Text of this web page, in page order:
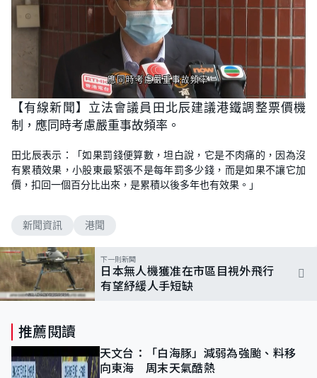
n
m
u
t
e
L
o
a
d
e
d
0
0
.
0
0
【有線新聞】立法會議員田北辰建議港鐵調整票價機
制，應同時考慮嚴重事故頻率。
田北辰表示：「如果罰錢便算數，坦白說，它是不肉痛的，因為沒
有累積效果，小股東最緊張不是每年罰多少錢，而是如果不讓它加
價，扣回一個百分比出來，是累積以後多年也有效果。」
新聞資訊 港聞
下一則新聞
日本無人機獲准在市區目視外飛行
有望紓緩人手短缺
推薦閱讀
天文台：「白海豚」減弱為強颱、料移
向東海 周末天氣酷熱